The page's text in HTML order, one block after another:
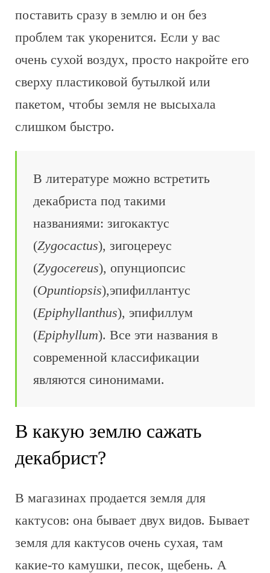
поставить сразу в землю и он без
проблем так укоренится. Если у вас
очень сухой воздух, просто накройте его
сверху пластиковой бутылкой или
пакетом, чтобы земля не высыхала
слишком быстро.
В литературе можно встретить
декабриста под такими
названиями: зигокактус
(Zygocactus), зигоцереус
(Zygocereus), опунциопсис
(Opuntiopsis),эпифиллантус
(Epiphyllanthus), эпифиллум
(Epiphyllum). Все эти названия в
современной классификации
являются синонимами.
В какую землю сажать
декабрист?
В магазинах продается земля для
кактусов: она бывает двух видов. Бывает
земля для кактусов очень сухая, там
какие-то камушки, песок, щебень. А